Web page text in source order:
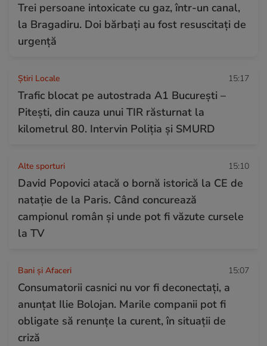
Trei persoane intoxicate cu gaz, într-un canal,
la Bragadiru. Doi bărbați au fost resuscitați de
urgență
Știri Locale 15:17
Trafic blocat pe autostrada A1 București –
Pitești, din cauza unui TIR răsturnat la
kilometrul 80. Intervin Poliția și SMURD
Alte sporturi 15:10
David Popovici atacă o bornă istorică la CE de
natație de la Paris. Când concurează
campionul român și unde pot fi văzute cursele
la TV
Bani și Afaceri 15:07
Consumatorii casnici nu vor fi deconectați, a
anunțat Ilie Bolojan. Marile companii pot fi
obligate să renunțe la curent, în situații de
criză